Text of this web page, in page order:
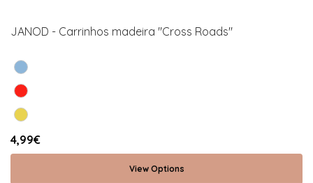
JANOD - Carrinhos madeira "Cross Roads"
4,99€
View Options